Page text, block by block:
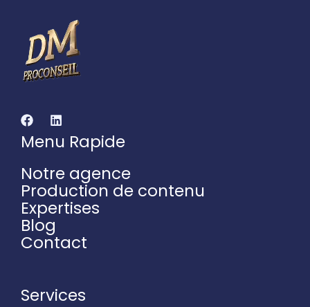
Menu Rapide
Notre agence
Production de contenu
Expertises
Blog
Contact
Services